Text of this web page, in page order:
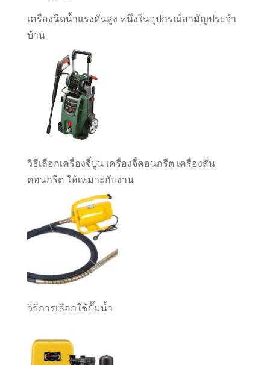
เครื่องฉีดน้ำแรงดันสูง หนึ่งในอุปกรณ์สามัญประจำ
บ้าน
วิธีเลือกเครื่องจี้ปูน เครื่องจี้คอนกรีต เครื่องสั่น
คอนกรีต ให้เหมาะกับงาน
วิธีการเลือกใช้ปั๊มน้ำ